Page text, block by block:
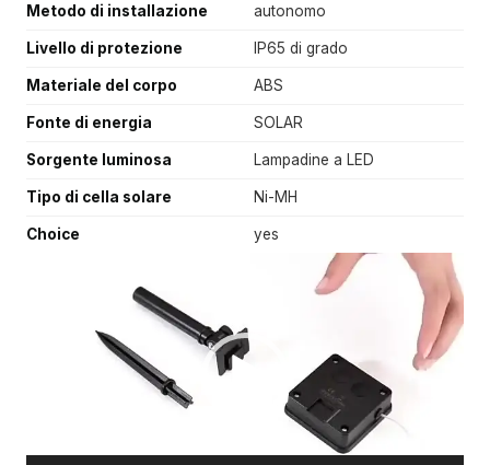
Metodo di installazione autonomo
Livello di protezione IP65 di grado
Materiale del corpo ABS
Fonte di energia SOLAR
Sorgente luminosa Lampadine a LED
Tipo di cella solare Ni-MH
Choice yes